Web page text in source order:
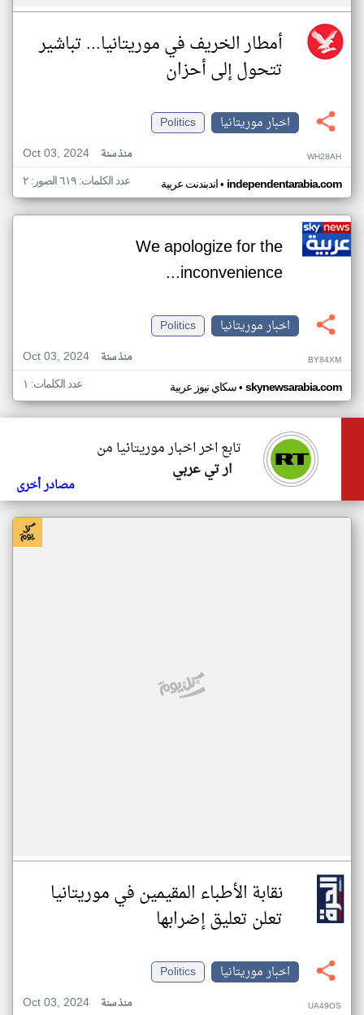
أمطار الخريف في موريتانيا... تباشير
تتحول إلى أحزان
اخبار موريتانيا
Politics
Oct 03, 2024
منذ سنة WH28AH
اندبندنت عربية• independentarabia.com عدد الكلمات: ٦١٩ الصور: ٢
We apologize for the
inconvenience...
اخبار موريتانيا
Politics
Oct 03, 2024
منذ سنة BY84XM
سكاي نيوز عربية• skynewsarabia.com عدد الكلمات: ١
تابع اخر اخبار موريتانيا من
ار تي عربي
مصادر أخرى
نقابة الأطباء المقيمين في موريتانيا
تعلن تعليق إضرابها
اخبار موريتانيا
Politics
Oct 03, 2024
منذ سنة UA49OS